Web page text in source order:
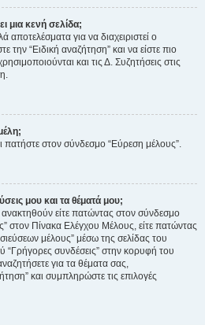
μια κενή σελίδα;
για να διαχειριστεί ο
την “Ειδική αναζήτηση” και να είστε πιο
και τις Δ. Συζητήσεις στις
πατήστε στον σύνδεσμο “Εύρεση μέλους”.
μου και τα θέματά μου;
είτε πατώντας στον σύνδεσμο
στον Πίνακα Ελέγχου Μέλους, είτε πατώντας
μέλους” μέσω της σελίδας του
συνδέσεις” στην κορυφή του
για τα θέματα σας,
και συμπληρώστε τις επιλογές